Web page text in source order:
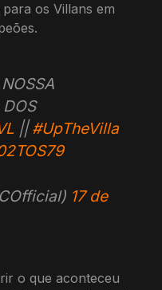
os Villans em
||#UpTheVilla
17 de
o que aconteceu